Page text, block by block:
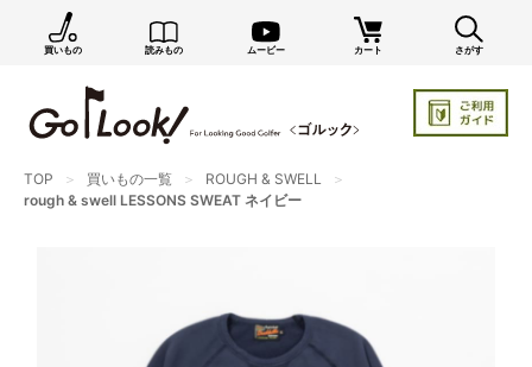
買いもの 読みもの ムービー カート さがす
TOP 買いもの一覧
ROUGH & SWELL
rough & swell LESSONS SWEAT ネイビー
×
GO/LOOK! からのお知らせ（受信設定）
新商品情報や編集部のオススメ、オトクな情報・買い
まだご登録でない方はぜひ！